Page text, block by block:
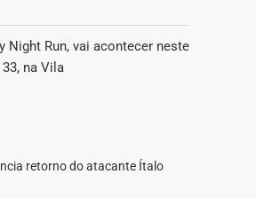
Night Run, vai acontecer neste
na Vila
retorno do atacante Ítalo